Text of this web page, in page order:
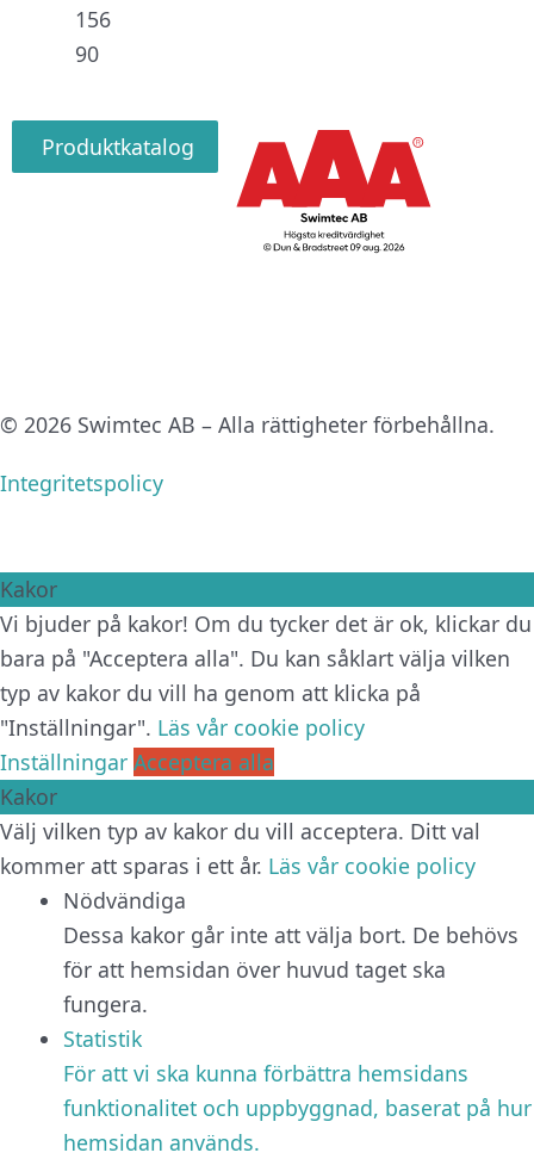
156
90
Produktkatalog
© 2026 Swimtec AB – Alla rättigheter förbehållna.
Integritetspolicy
Kakor
Vi bjuder på kakor! Om du tycker det är ok, klickar du
bara på "Acceptera alla". Du kan såklart välja vilken
typ av kakor du vill ha genom att klicka på
"Inställningar". Läs vår cookie policy
Inställningar Acceptera alla
Kakor
Välj vilken typ av kakor du vill acceptera. Ditt val
kommer att sparas i ett år. Läs vår cookie policy
Nödvändiga
Dessa kakor går inte att välja bort. De behövs
för att hemsidan över huvud taget ska
fungera.
Statistik
För att vi ska kunna förbättra hemsidans
funktionalitet och uppbyggnad, baserat på hur
hemsidan används.